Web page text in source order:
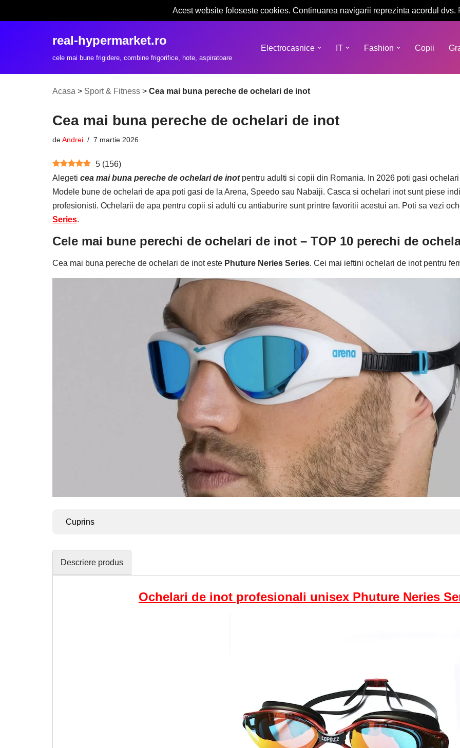
Acest website foloseste cookies. Continuarea navigarii reprezinta acordul dvs.
real-hypermarket.ro
cele mai bune frigidere, combine frigorifice, hote, aspiratoare
Electrocasnice IT Fashion Copii
Acasa > Sport & Fitness > Cea mai buna pereche de ochelari de inot
Cea mai buna pereche de ochelari de inot
deAndrei 7 martie 2026
5 (156)
Alegeti cea mai buna pereche de ochelari de inot pentru adulti si copii din Romania. In 2026 poti gasi
Modele bune de ochelari de apa poti gasi de la Arena, Speedo sau Nabaiji. Casca si ochelari inot sunt piese
profesionisti. Ochelarii de apa pentru copii si adulti cu antiaburire sunt printre favoritii acestui an. Poti sa vezi
Series.
Cele mai bune perechi de ochelari de inot – TOP 10 perechi de
Cea mai buna pereche de ochelari de inot este Phuture Neries Series. Cei mai ieftini ochelari de inot pentru
Cuprins
Descriere produs
Ochelari de inot profesionali unisex Phuture Neries